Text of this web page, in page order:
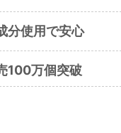
分使用で安心
100万個突破